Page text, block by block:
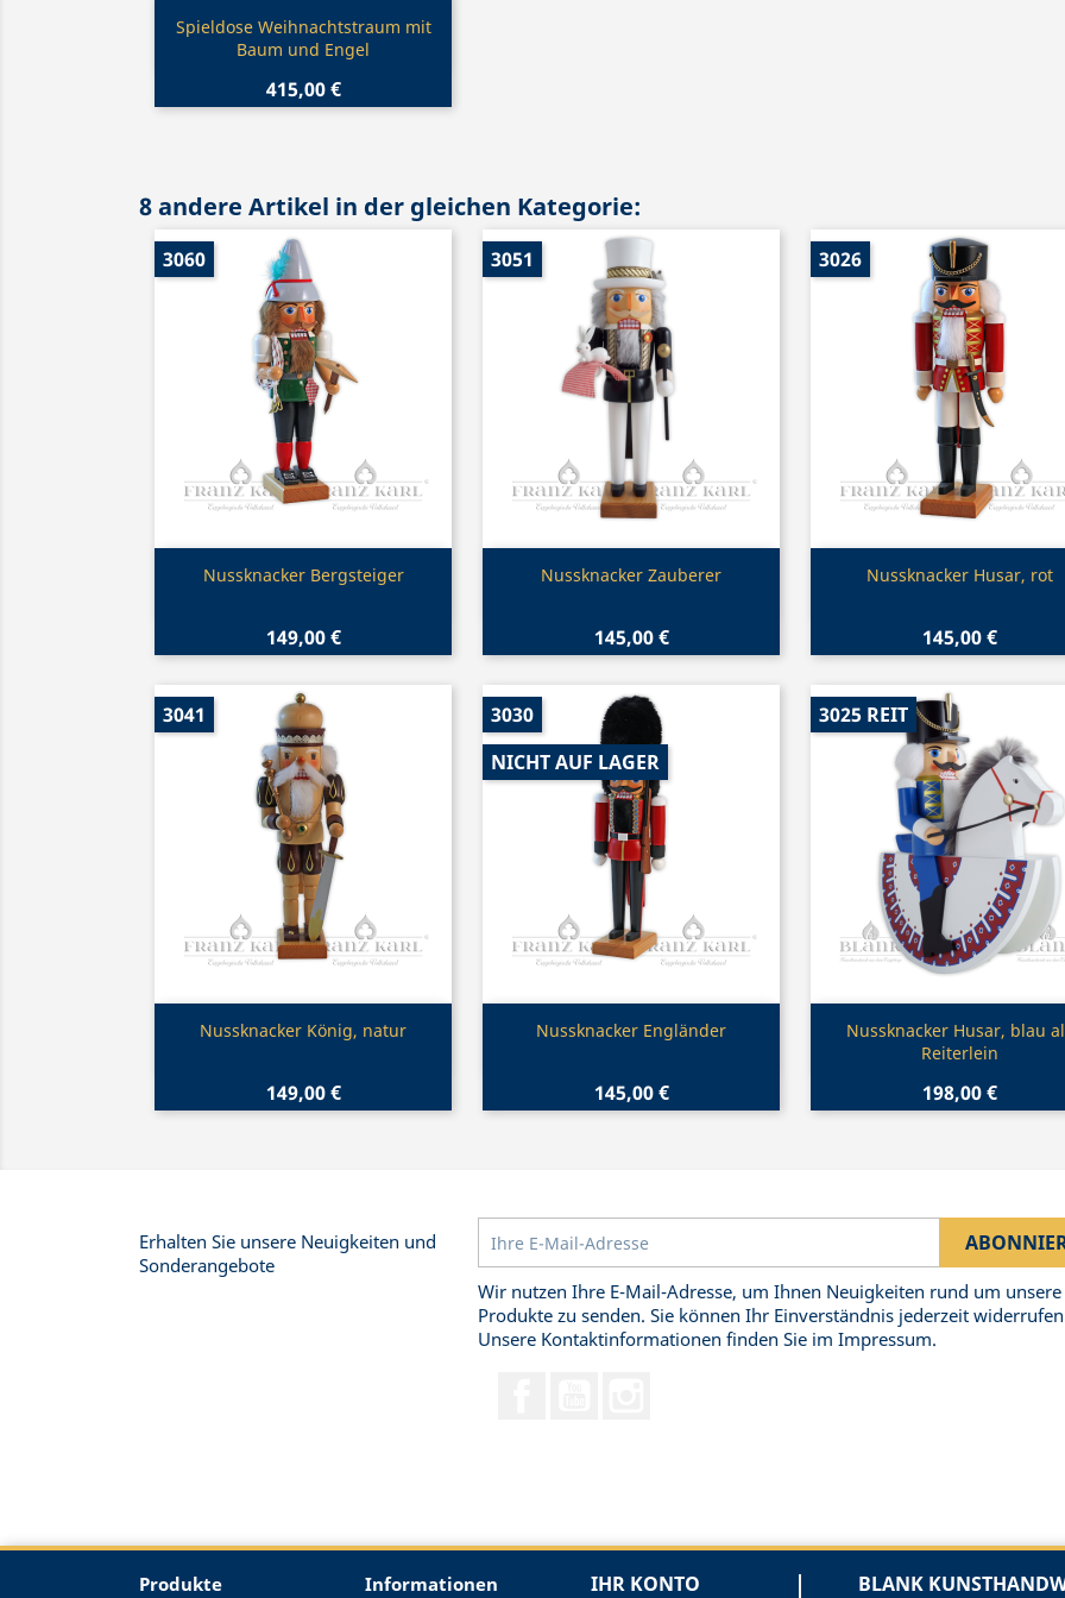
Vorschau
Spieldose Weihnachtstraum mit
Baum und Engel
415,00 €
8 andere Artikel in der gleichen Kategorie:
Vorschau
Nussknacker Bergsteiger
149,00 €
3060
Vorschau
Nussknacker Zauberer
145,00 €
3051
Vorschau
Nussknacker Husar, rot
145,00 €
3026
Vorschau
Nussknacker König, natur
149,00 €
3041
Vorschau
Nussknacker Engländer
145,00 €
3030
NICHT AUF LAGER
Vorschau
Nussknacker Husar, blau
Reiterlein
198,00 €
3025 REIT
Erhalten Sie unsere Neuigkeiten und
Sonderangebote
Wir nutzen Ihre E-Mail-Adresse, um Ihnen Neuigkeiten rund um unsere
Produkte zu senden. Sie können Ihr Einverständnis jederzeit
Unsere Kontaktinformationen finden Sie im Impressum.
Produkte Informationen IHR KONTO BLANK